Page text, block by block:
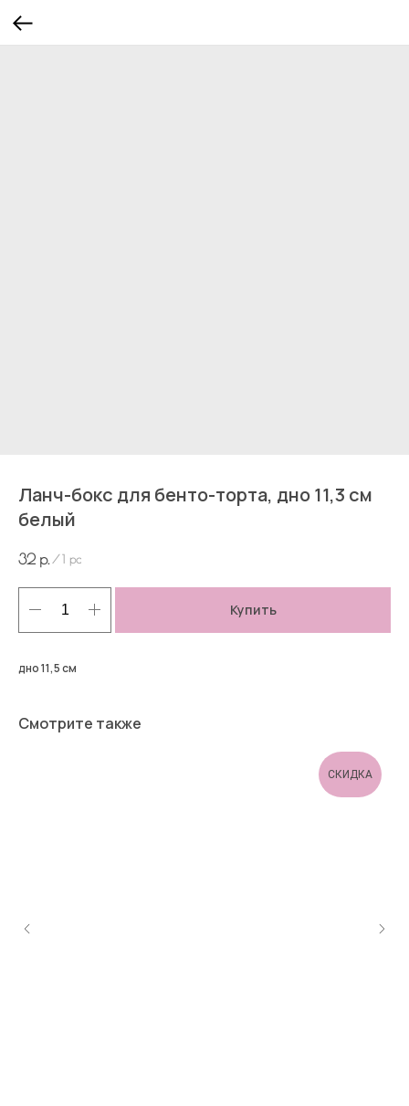
Ланч-бокс для бенто-торта, дно 11,3 см
белый
32 р. / 1 pc
Купить
дно 11,5 см
Смотрите также
СКИДКА